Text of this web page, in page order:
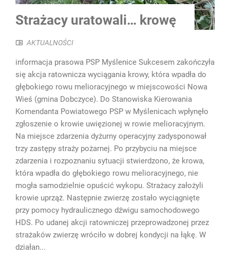
Strażacy uratowali… krowę
AKTUALNOŚCI
informacja prasowa PSP Myślenice Sukcesem zakończyła
się akcja ratownicza wyciągania krowy, która wpadła do
głębokiego rowu melioracyjnego w miejscowości Nowa
Wieś (gmina Dobczyce). Do Stanowiska Kierowania
Komendanta Powiatowego PSP w Myślenicach wpłynęło
zgłoszenie o krowie uwięzionej w rowie melioracyjnym.
Na miejsce zdarzenia dyżurny operacyjny zadysponował
trzy zastępy straży pożarnej. Po przybyciu na miejsce
zdarzenia i rozpoznaniu sytuacji stwierdzono, że krowa,
która wpadła do głębokiego rowu melioracyjnego, nie
mogła samodzielnie opuścić wykopu. Strażacy założyli
krowie uprząż. Następnie zwierzę zostało wyciągnięte
przy pomocy hydraulicznego dźwigu samochodowego
HDS. Po udanej akcji ratowniczej przeprowadzonej przez
strażaków zwierzę wróciło w dobrej kondycji na łąkę. W
działan...